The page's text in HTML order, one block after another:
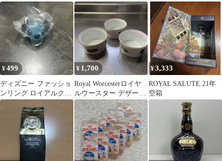
器ボトル
ト キャメル Size：F
ウスター デミタスカッ
プ コーヒーカップ&ソ
ーサー ６客セット
¥499
ディズニー ファッショ
ンリング ロイアルクリ
ア
¥ 1,700
Royal Worcesterロイヤ
ルウースター デザート
カップ ココット
¥3,333
ROYAL SALUTE 21年
空箱